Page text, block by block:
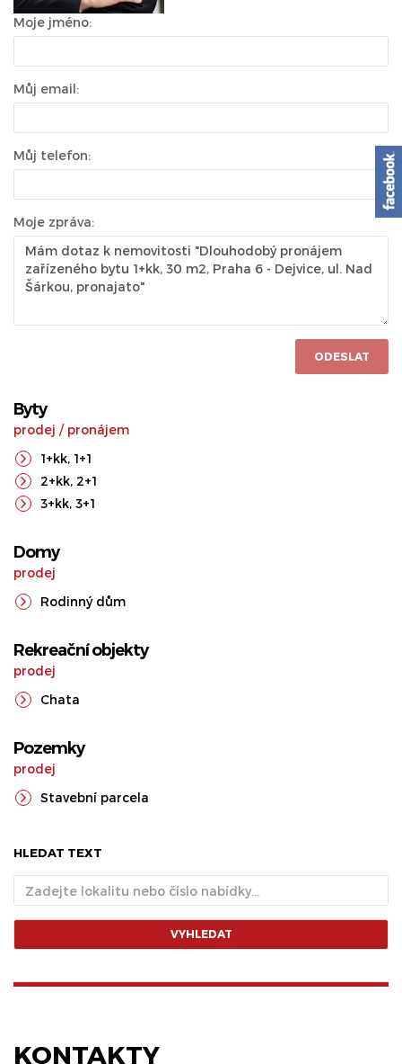
Moje jméno:
Můj email:
Můj telefon:
Moje zpráva:
ODESLAT
Byty
prodej / pronájem
1+kk, 1+1
2+kk, 2+1
3+kk, 3+1
Domy
prodej
Rodinný dům
Rekreační objekty
prodej
Chata
Pozemky
prodej
Stavební parcela
HLEDAT TEXT
VYHLEDAT
KONTAKTY